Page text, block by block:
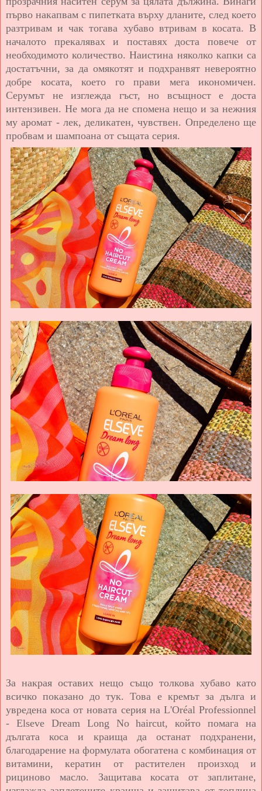
първо накапвам с пипетката върху дланите, след което
разтривам и чак тогава хубаво втривам в косата. В
началото прекалявах и поставях доста повече от
необходимото количество. Наистина няколко капки са
достатъчни, за да омякотят и подхранвят невероятно
добре косата, което го прави мега икономичен.
Серумът не изглежда гъст, но всъщност е доста
интензивен. Не мога да не спомена нещо и за нежния
му аромат - лек, деликатен, чувствен. Определено ще
пробвам и шампоана от същата серия.
За накрая оставих нещо също толкова хубаво като
всичко показано до тук. Това е кремът за дълга и
увредена коса от новата серия на L'Oréal Professionnel
- Elseve Dream Long No haircut, който помага на
дългата коса и краища да останат подхранени,
благодарение на формулата обогатена с комбинация от
витамини, кератин от растителен произход и
рициново масло. Защитава косата от заплитане,